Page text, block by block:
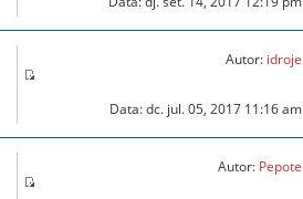
Autor: idroje
Data: dc. jul. 05, 2017 11:16 am
Autor: Pepote